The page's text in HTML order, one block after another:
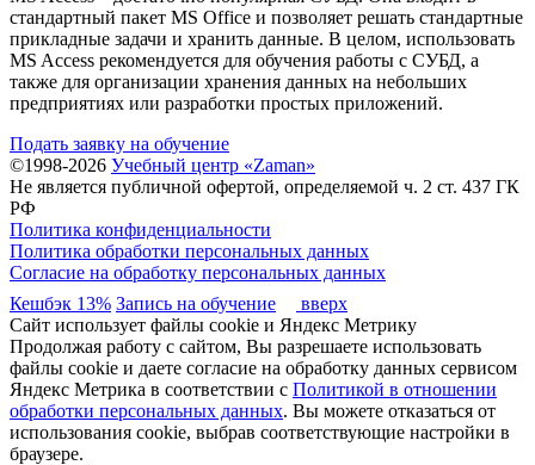
стандартный пакет MS Office и позволяет решать стандартные
прикладные задачи и хранить данные. В целом, использовать
MS Access рекомендуется для обучения работы с СУБД, а
также для организации хранения данных на небольших
предприятиях или разработки простых приложений.
Подать заявку на обучение
©1998-2026 Учебный центр «Zaman»
Не является публичной офертой, определяемой ч. 2 ст. 437 ГК
РФ
Политика конфиденциальности
Политика обработки персональных данных
Согласие на обработку персональных данных
Кешбэк 13% Запись на обучение
вверх
Сайт использует файлы cookie и Яндекс Метрику
Продолжая работу с сайтом, Вы разрешаете использовать
файлы cookie и даете согласие на обработку данных сервисом
Яндекс Метрика в соответствии с Политикой в отношении
обработки персональных данных. Вы можете отказаться от
использования cookie, выбрав соответствующие настройки в
браузере.